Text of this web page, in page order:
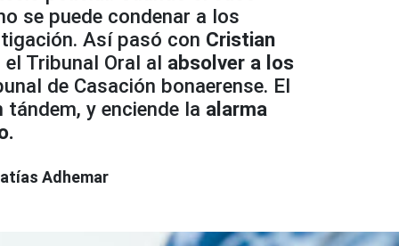
se puede condenar a los
Así pasó con Cristian
Tribunal Oral al absolver a los
de Casación bonaerense. El
y enciende la alarma
Adhemar